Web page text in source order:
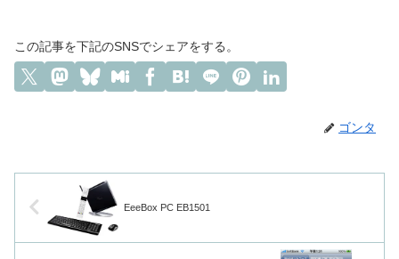
この記事を下記のSNSでシェアをする。
ゴンタ
EeeBox PC EB1501